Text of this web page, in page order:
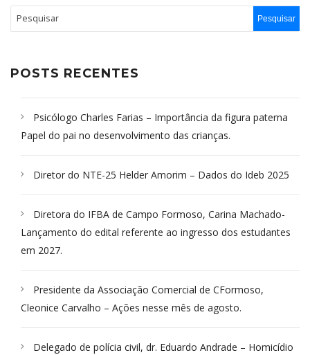
POSTS RECENTES
Psicólogo Charles Farias – Importância da figura paterna
Papel do pai no desenvolvimento das crianças.
Diretor do NTE-25 Helder Amorim – Dados do Ideb 2025
Diretora do IFBA de Campo Formoso, Carina Machado-
Lançamento do edital referente ao ingresso dos estudantes
em 2027.
Presidente da Associação Comercial de CFormoso,
Cleonice Carvalho – Ações nesse mês de agosto.
Delegado de polícia civil, dr. Eduardo Andrade – Homicídio